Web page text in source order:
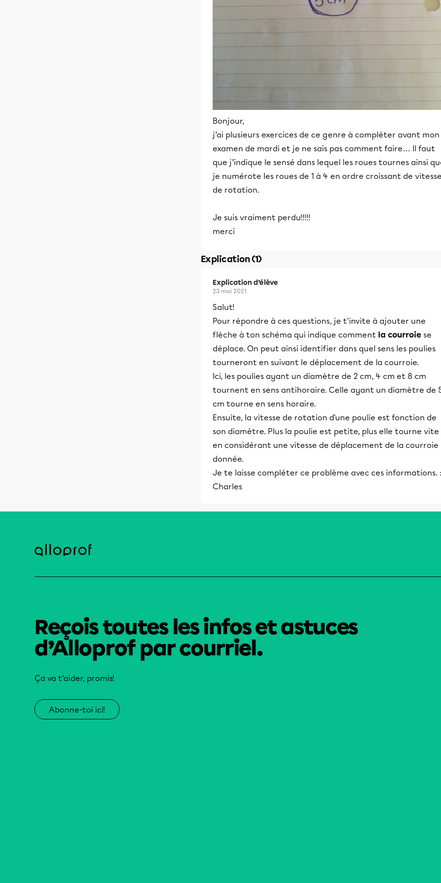
Bonjour,
j’ai plusieurs exercices de ce genre à compléter avant mon
examen de mardi et je ne sais pas comment faire… Il faut
que j’indique le sensé dans lequel les roues tournes ainsi
je numérote les roues de 1 à 4 en ordre croissant de
de rotation.
Je suis vraiment perdu!!!!!
merci
Explication (1)
Explication d’élève
23 mai 2021
Salut!
Pour répondre à ces questions, je t'invite à ajouter une
flèche à ton schéma qui indique comment la courroie se
déplace. On peut ainsi identifier dans quel sens les poulies
tourneront en suivant le déplacement de la courroie.
Ici, les poulies ayant un diamètre de 2 cm, 4 cm et 8 cm
tournent en sens antihoraire. Celle ayant un diamètre de
cm tourne en sens horaire.
Ensuite, la vitesse de rotation d'une poulie est fonction de
son diamètre. Plus la poulie est petite, plus elle tourne vite
en considérant une vitesse de déplacement de la courroie
donnée.
Je te laisse compléter ce problème avec ces informations.
Charles
Reçois toutes les infos et astuces
d’Alloprof par courriel.
Ça va t’aider, promis!
Abonne-toi ici!